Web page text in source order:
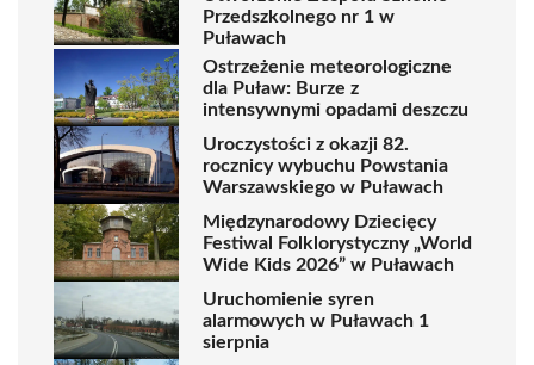
Przedszkolnego nr 1 w
Puławach
Ostrzeżenie meteorologiczne
dla Puław: Burze z
intensywnymi opadami deszczu
Uroczystości z okazji 82.
rocznicy wybuchu Powstania
Warszawskiego w Puławach
Międzynarodowy Dziecięcy
Festiwal Folklorystyczny „World
Wide Kids 2026” w Puławach
Uruchomienie syren
alarmowych w Puławach 1
sierpnia